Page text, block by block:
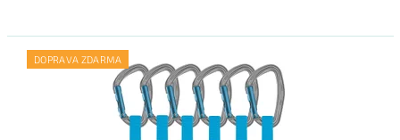
DOPRAVA ZDARMA